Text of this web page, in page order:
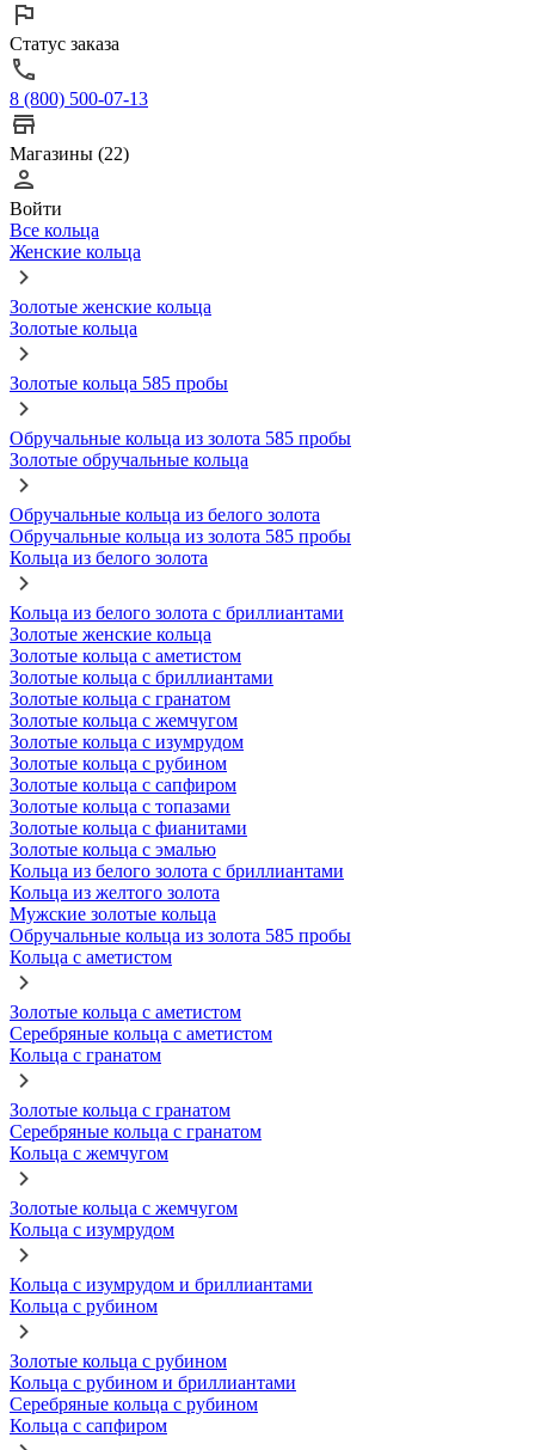
Статус заказа
8 (800) 500-07-13
Магазины (22)
Войти
Все кольца
Женские кольца
Золотые женские кольца
Золотые кольца
Золотые кольца 585 пробы
Обручальные кольца из золота 585 пробы
Золотые обручальные кольца
Обручальные кольца из белого золота
Обручальные кольца из золота 585 пробы
Кольца из белого золота
Кольца из белого золота с бриллиантами
Золотые женские кольца
Золотые кольца с аметистом
Золотые кольца с бриллиантами
Золотые кольца с гранатом
Золотые кольца с жемчугом
Золотые кольца с изумрудом
Золотые кольца с рубином
Золотые кольца с сапфиром
Золотые кольца с топазами
Золотые кольца с фианитами
Золотые кольца с эмалью
Кольца из белого золота с бриллиантами
Кольца из желтого золота
Мужские золотые кольца
Обручальные кольца из золота 585 пробы
Кольца с аметистом
Золотые кольца с аметистом
Серебряные кольца с аметистом
Кольца с гранатом
Золотые кольца с гранатом
Серебряные кольца с гранатом
Кольца с жемчугом
Золотые кольца с жемчугом
Кольца с изумрудом
Кольца с изумрудом и бриллиантами
Кольца с рубином
Золотые кольца с рубином
Кольца с рубином и бриллиантами
Серебряные кольца с рубином
Кольца с сапфиром